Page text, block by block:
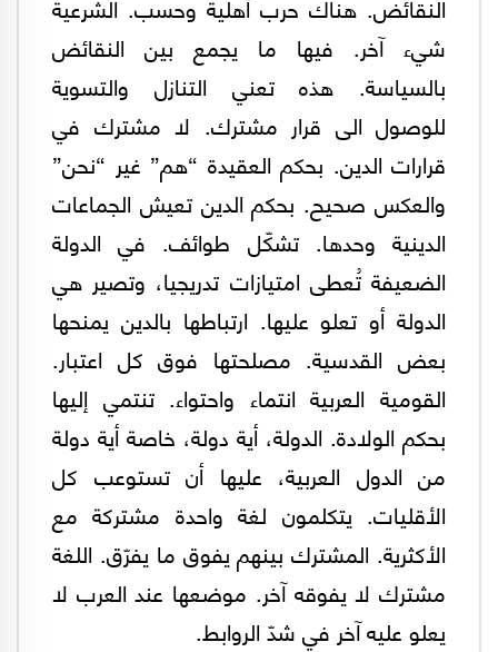
شيء آخر. فيها ما يجمع بين النقائض
بالسياسة. هذه تعني التنازل والتسوية
للوصول الى قرار مشترك. لا مشترك في
قرارات الدين. بحكم العقيدة “هم” غير “نحن”
والعكس صحيح. بحكم الدين تعيش الجماعات
الدينية وحدها. تشكّل طوائف. في الدولة
الضعيفة تُعطى امتيازات تدريجيا، وتصير هي
الدولة أو تعلو عليها. ارتباطها بالدين يمنحها
بعض القدسية. مصلحتها فوق كل اعتبار.
القومية العربية انتماء واحتواء. تنتمي إليها
بحكم الولادة. الدولة، أية دولة، خاصة أية دولة
من الدول العربية، عليها أن تستوعب كل
الأقليات. يتكلمون لغة واحدة مشتركة مع
الأكثرية. المشترك بينهم يفوق ما يفرّق. اللغة
مشترك لا يفوقه آخر. موضعها عند العرب لا
يعلو عليه آخر في شدّ الروابط.